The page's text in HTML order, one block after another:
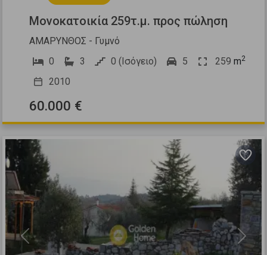
Μονοκατοικία 259τ.μ. προς πώληση
ΑΜΑΡΥΝΘΟΣ - Γυμνό
0
3 0 (Ισόγειο) 5 259 m2
2010
60.000 €
Previous Next